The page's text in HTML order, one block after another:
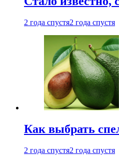
2 года спустя2 года спустя
Как выбрать
2 года спустя2 года спустя